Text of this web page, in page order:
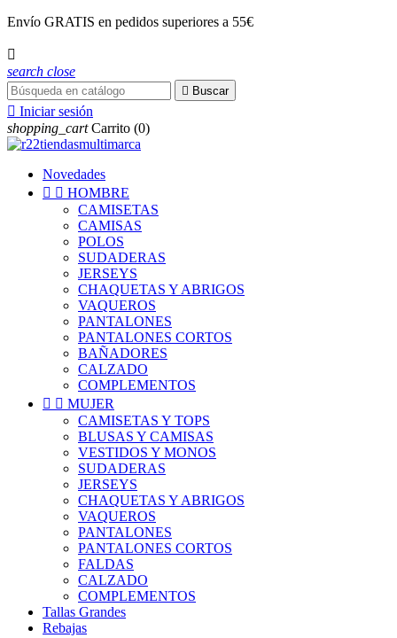
Envío GRATIS en pedidos superiores a 55€

search close
 Buscar
 Iniciar sesión
shopping_cart Carrito (0)
Novedades
  HOMBRE
CAMISETAS
CAMISAS
POLOS
SUDADERAS
JERSEYS
CHAQUETAS Y ABRIGOS
VAQUEROS
PANTALONES
PANTALONES CORTOS
BAÑADORES
CALZADO
COMPLEMENTOS
  MUJER
CAMISETAS Y TOPS
BLUSAS Y CAMISAS
VESTIDOS Y MONOS
SUDADERAS
JERSEYS
CHAQUETAS Y ABRIGOS
VAQUEROS
PANTALONES
PANTALONES CORTOS
FALDAS
CALZADO
COMPLEMENTOS
Tallas Grandes
Rebajas